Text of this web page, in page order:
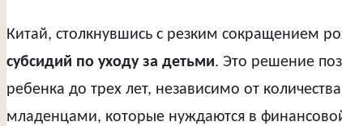
Китай, столкнувшись с резким сокращением
субсидий по уходу за детьми. Это решение
ребенка до трех лет, независимо от
младенцами, которые нуждаются в